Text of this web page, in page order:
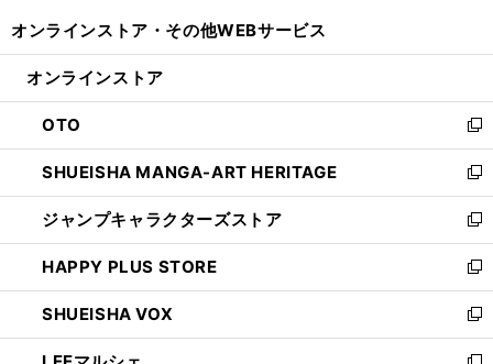
開
ン
ウ
で
開
く
ウ
ン
ド
ウ
で
開
く
オンラインストア・ その他WEBサービス
オンラインストア
OTO
新
し
い
ウ
ィ
ン
ド
ウ
で
開
SHUEISHA MANGA-ART HERITAGE
新
し
い
ウ
ィ
ン
ド
ウ
ジャンプキャラクターズストア
新
し
い
ウ
ィ
ン
HAPPY PLUS STORE
新
し
い
ウ
SHUEISHA VOX
新
し